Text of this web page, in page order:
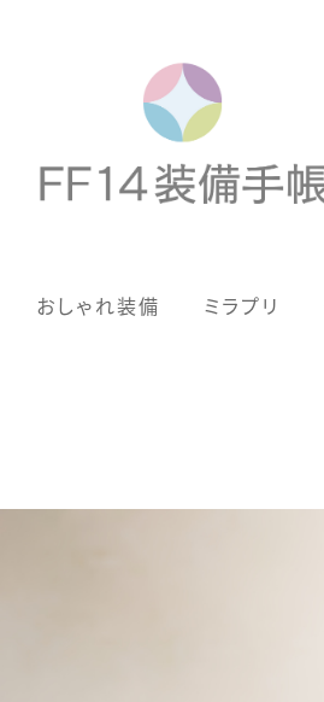
おしゃれ装備 ミラプリ
男女別デザイン